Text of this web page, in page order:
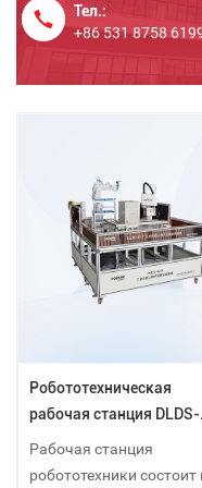
Тел.:
+86 531 8758
Робототехническая
рабочая станция DLDS-
3717
Рабочая станция
робототехники состоит